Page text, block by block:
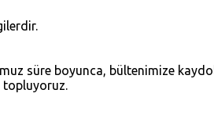
süre boyunca, bültenimize
topluyoruz.